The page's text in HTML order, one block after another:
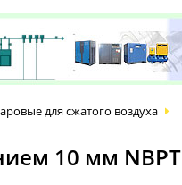
для сжатого воздуха
10 мм NBPT